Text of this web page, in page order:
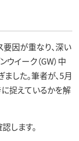
因が重なり、深い
ウイーク（GW）中
した。筆者が、5月
捉えているかを解
します。